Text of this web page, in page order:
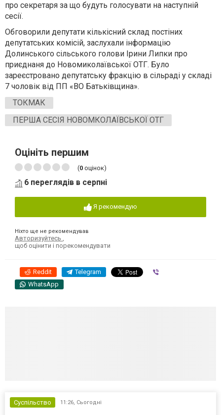
про секретаря за що будуть голосувати на наступній
сесії.
Обговорили депутати кількісний склад постіних
депутатських комісій, заслухали інформацію
Долинського сільського голови Ірини Липки про
приєднаня до Новомиколаївської ОТГ. Було
зареєстровано депутатську фракцію в сільраді у складі
7 чоловік від ПП «ВО Батьківщина».
ТОКМАК
ПЕРША СЕСІЯ НОВОМКОЛАЇВСЬКОЇ ОТГ
Оцініть першим
(0 оцінок)
6 переглядів в серпні
Я рекомендую
Ніхто ще не рекомендував
Авторизуйтесь ,
щоб оцінити і порекомендувати
Reddit Telegram
WhatsApp
Суспільство 11:26, Сьогодні